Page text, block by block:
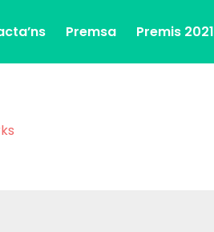
Premsa Premis 2021